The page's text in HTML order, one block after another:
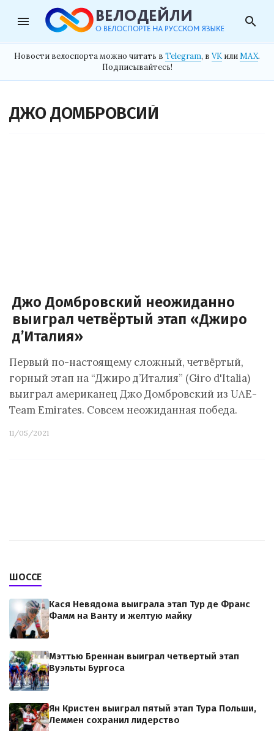
menu search
Новости велоспорта можно читать в Telegram, в VK илиMAX.
Подписывайтесь!
ДЖО ДОМБРОВСИЙ
Джо Домбровский неожиданно
выиграл четвёртый этап «Джиро
д’Италия»
Первый по-настоящему сложный, четвёртый,
горный этап на “Джиро д’Италия” (Giro d'Italia)
выиграл американец Джо Домбровский из UAE-
Team Emirates. Совсем неожиданная победа.
11/05/2021
ШОССЕ
Кася Невядома выиграла этап Тур де Франс
Фамм на Ванту и желтую майку
Мэттью Бреннан выиграл четвертый этап
Вуэльты Бургоса
Ян Кристен выиграл пятый этап Тура Польши,
Леммен сохранил лидерство